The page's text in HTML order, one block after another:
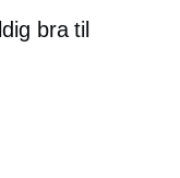
bra til